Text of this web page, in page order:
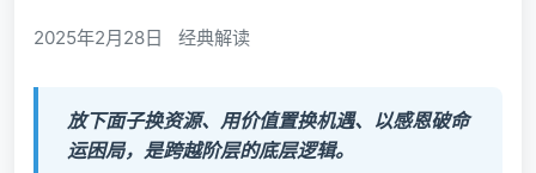
2025年2月28日 经典解读
放下面子换资源、用价值置换机遇、以感恩破命
运困局，是跨越阶层的底层逻辑。